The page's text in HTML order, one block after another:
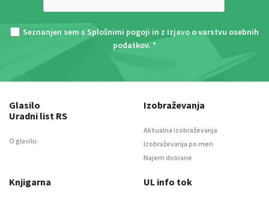
Seznanjen sem s Splošnimi pogoji in z Izjavo o varstvu osebnih
podatkov. *
Glasilo
Uradni list RS
O glasilu
Izobraževanja
Aktualna izobraževanja
Izobraževanja po meri
Najem dvorane
Knjigarna UL info tok